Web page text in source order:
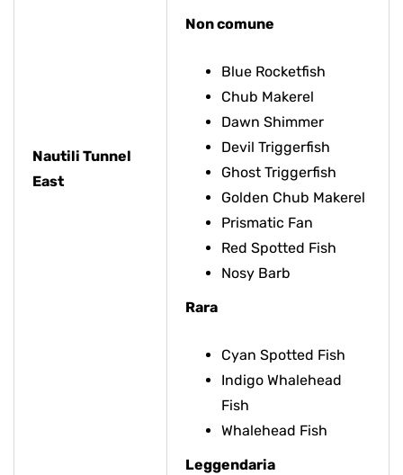
Nautili Tunnel
East
Non comune
Blue Rocketfish
Chub Makerel
Dawn Shimmer
Devil Triggerfish
Ghost Triggerfish
Golden Chub Makerel
Prismatic Fan
Red Spotted Fish
Nosy Barb
Rara
Cyan Spotted Fish
Indigo Whalehead
Fish
Whalehead Fish
Leggendaria